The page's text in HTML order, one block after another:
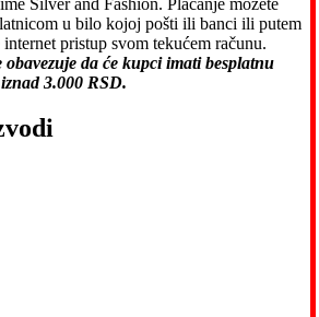
u bilo kojoj pošti ili banci ili putem
pristup svom tekućem računu.
da će kupci imati besplatnu
3.000 RSD.